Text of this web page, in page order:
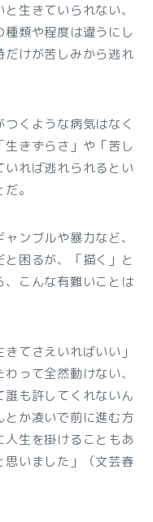
生きていられない、
類や程度は違うにし
けが苦しみから逃れ
くような病気はなく
きずらさ」や「苦し
れば逃れられるとい
。
ンブルや暴力など、
困るが、「描く」と
こんな有難いことは
てさえいればいい」
って全然動けない、
も許してくれないん
か凌いで前に進む方
生を掛けることもあ
思いました」（文芸春